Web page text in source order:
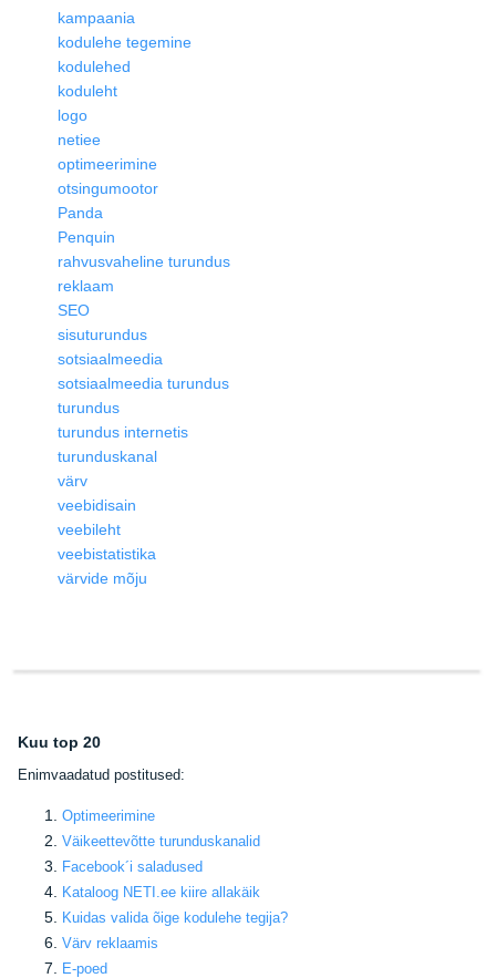
kampaania
kodulehe tegemine
kodulehed
koduleht
logo
netiee
optimeerimine
otsingumootor
Panda
Penquin
rahvusvaheline turundus
reklaam
SEO
sisuturundus
sotsiaalmeedia
sotsiaalmeedia turundus
turundus
turundus internetis
turunduskanal
värv
veebidisain
veebileht
veebistatistika
värvide mõju
Kuu top 20
Enimvaadatud postitused:
Optimeerimine
Väikeettevõtte turunduskanalid
Facebook´i saladused
Kataloog NETI.ee kiire allakäik
Kuidas valida õige kodulehe tegija?
Värv reklaamis
E-poed